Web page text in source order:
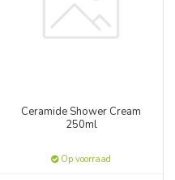
Ceramide Shower Cream
250ml
Op voorraad